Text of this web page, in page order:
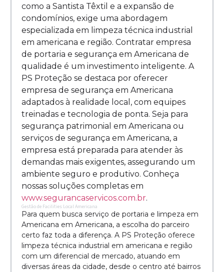
como a Santista Têxtil e a expansão de
condomínios, exige uma abordagem
especializada em limpeza técnica industrial
em americana e região. Contratar empresa
de portaria e segurança em Americana de
qualidade é um investimento inteligente. A
PS Proteção se destaca por oferecer
empresa de segurança em Americana
adaptados à realidade local, com equipes
treinadas e tecnologia de ponta. Seja para
segurança patrimonial em Americana ou
serviços de segurança em Americana, a
empresa está preparada para atender às
demandas mais exigentes, assegurando um
ambiente seguro e produtivo. Conheça
nossas soluções completas em
www.segurancaservicos.com.br.
Gestão de Facilities Local Americana
Para quem busca serviço de portaria e limpeza em
Americana em Americana, a escolha do parceiro
certo faz toda a diferença. A PS Proteção oferece
limpeza técnica industrial em americana e região
com um diferencial de mercado, atuando em
diversas áreas da cidade, desde o centro até bairros